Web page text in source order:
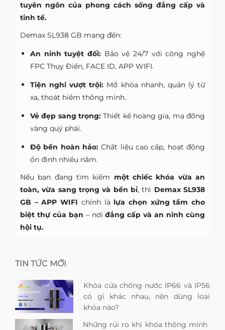
tuyên ngôn của phong cách sống đẳng cấp và
tinh tế.
Demax SL938 GB mang đến:
An ninh tuyệt đối: Bảo vệ 24/7 với công nghệ
FPC Thụy Điển, FACE ID, APP WIFI.
Tiện nghi vượt trội: Mở khóa nhanh, quản lý từ
xa, thoát hiểm thông minh.
Vẻ đẹp sang trọng: Thiết kế hoàng gia, mạ đồng
vàng quý phái.
Độ bền hoàn hảo: Chất liệu cao cấp, hoạt động
ổn định nhiều năm.
Nếu bạn đang tìm kiếm một chiếc khóa vừa an
toàn, vừa sang trọng và bền bỉ, thì Demax SL938
GB – APP WIFI chính là lựa chọn xứng tầm cho
biệt thự của bạn – nơiđẳng cấp và an ninh cùng
hội tụ.
TIN TỨC MỚI
Khóa cửa chống nước IP66 và IP56
có gì khác nhau, nên dùng loại
khóa nào?
Những rủi ro khi khóa thông minh